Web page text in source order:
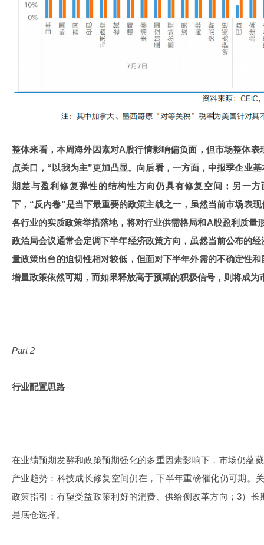
整体来看，本周海外因素对A股行情影响偏负面，但市场整体表
点关口，“以我为主”更加凸显。向后看，一方面，中报季企业
期差与盈利修复弹性的结构性方向仍具有修复空间；另一
下，“反内卷”是当下最重要的政策主线之一，虽然当前市场表
各行业的实质政策举措落地，将对行业供需格局和A股盈利质量
政治局会议通常会定调下半年经济政策方向，虽然当前公布的
量政策出台的迫切性相对较低，但面对下半年外需的不确定性
增量政策依然可期，而如果释放高于预期的积极信号，则将成为
Part 2
行业配置思路
在业绩预期发酵和政策预期强化的多重因素影响下，市场仍蕴
产业趋势：科技成长修复空间仍在，下半年重磅催化仍可期。
政策指引：有望受益政策利好的消费、供给侧改革方向；3）
是底仓选择。